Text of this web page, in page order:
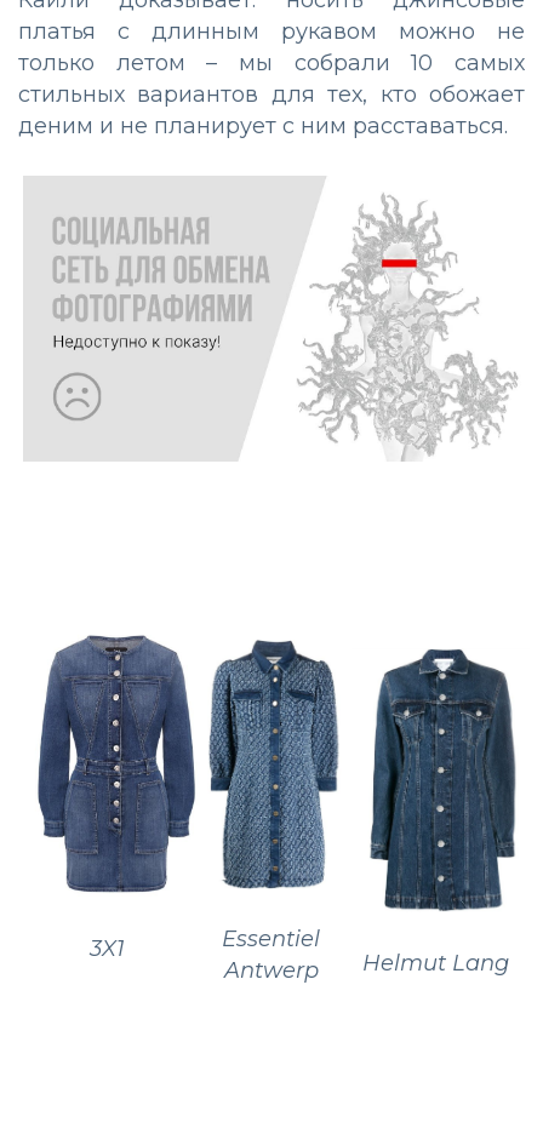
платья с длинным рукавом можно не
только летом – мы собрали 10 самых
стильных вариантов для тех, кто обожает
деним и не планирует с ним расставаться.
3X1
Essentiel
Antwerp
Helmut Lang